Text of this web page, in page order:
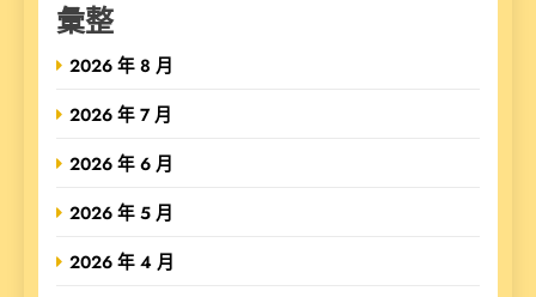
彙整
2026 年 8 月
2026 年 7 月
2026 年 6 月
2026 年 5 月
2026 年 4 月